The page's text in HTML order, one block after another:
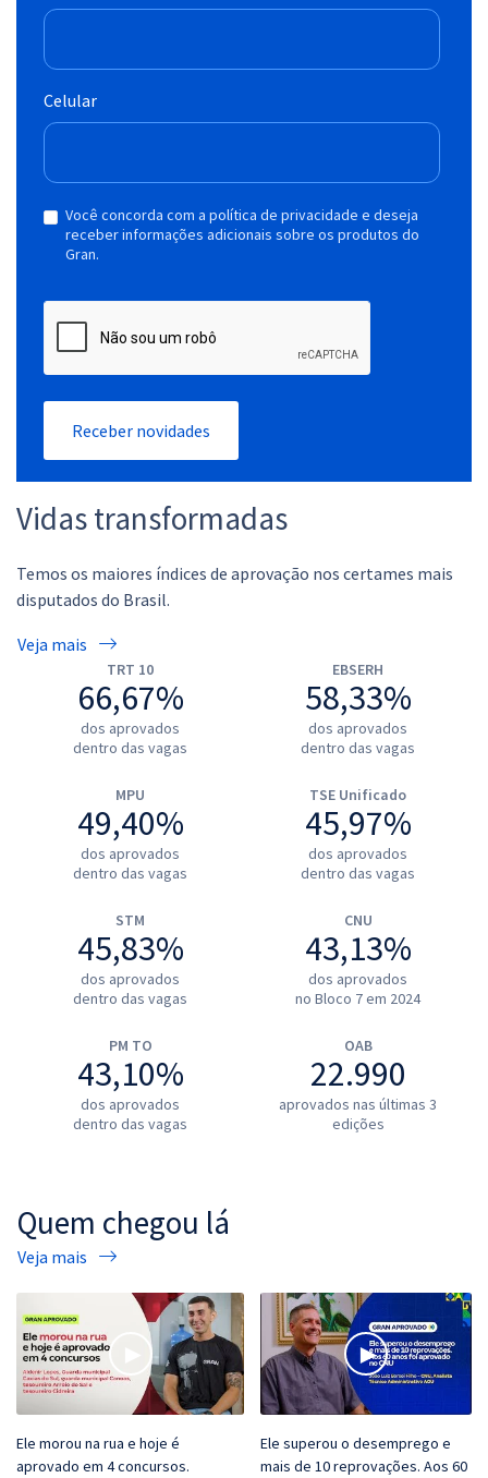
Celular
Você concorda com a política de privacidade e deseja
receber informações adicionais sobre os produtos do
Gran.
Receber novidades
Vidas transformadas
Temos os maiores índices de aprovação nos certames mais
disputados do Brasil.
Veja mais
TRT 10
66,67%
dos aprovados
dentro das vagas
EBSERH
58,33%
dos aprovados
dentro das vagas
MPU
49,40%
dos aprovados
dentro das vagas
TSE Unificado
45,97%
dos aprovados
dentro das vagas
STM
45,83%
dos aprovados
dentro das vagas
CNU
43,13%
dos aprovados
no Bloco 7 em 2024
PM TO
43,10%
dos aprovados
dentro das vagas
OAB
22.990
aprovados nas últimas 3
edições
Quem chegou lá
Veja mais
Ele morou na rua e hoje é
aprovado em 4 concursos.
Ele superou o desemprego e
mais de 10 reprovações. Aos 60